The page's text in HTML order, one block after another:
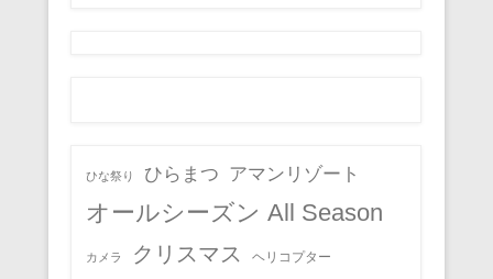
ひな祭り ひらまつ アマンリゾート
オールシーズン All Season
カメラ クリスマス ヘリコプター